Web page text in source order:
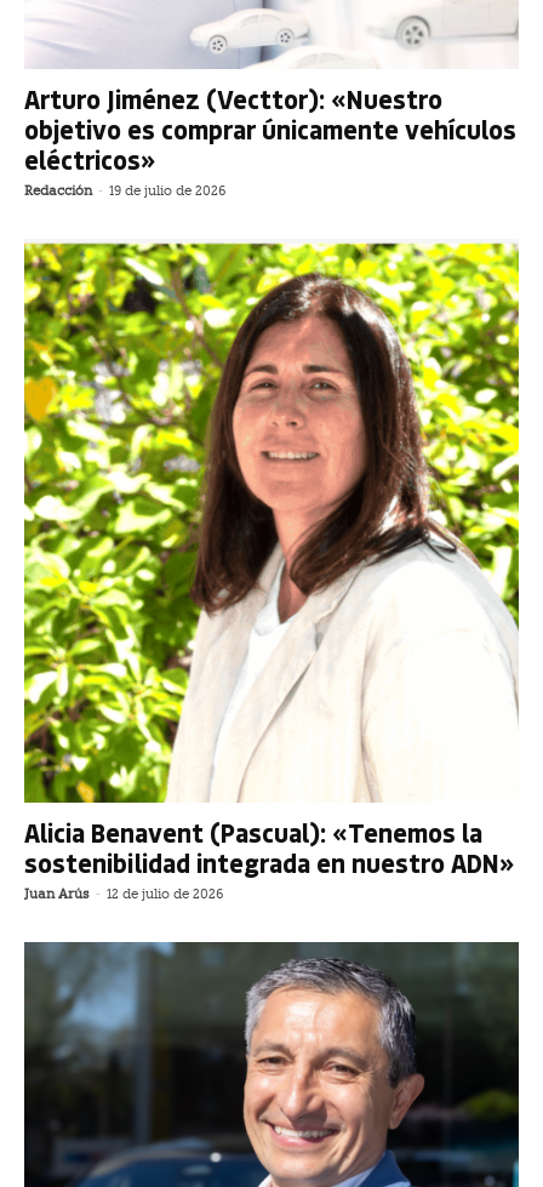
Arturo Jiménez (Vecttor): «Nuestro
objetivo es comprar únicamente vehículos
eléctricos»
Redacción - 19 de julio de 2026
Alicia Benavent (Pascual): «Tenemos la
sostenibilidad integrada en nuestro ADN»
Juan Arús - 12 de julio de 2026